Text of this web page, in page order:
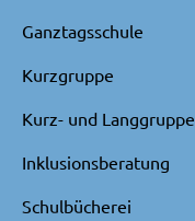
Ganztagsschule
Kurzgruppe
Kurz- und Langgruppe
Inklusionsberatung
Schulbücherei